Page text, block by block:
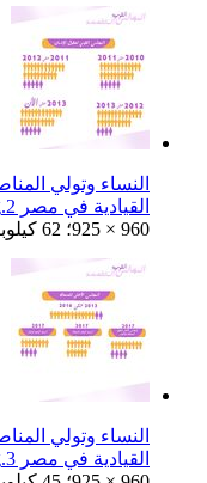
النساء وتولي
القيادية في مصر 2.jpg
925 × 960؛ 62 كيلوبايت
النساء وتولي
القيادية في مصر 3.jpg